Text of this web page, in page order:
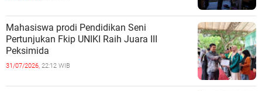
Mahasiswa prodi Pendidikan Seni
Pertunjukan Fkip UNIKI Raih Juara III
Peksimida
31/07/2026, 22:12 WIB